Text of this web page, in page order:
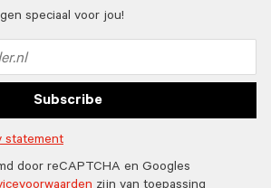
speciaal voor jou!
Subscribe
statement
door reCAPTCHA en Googles